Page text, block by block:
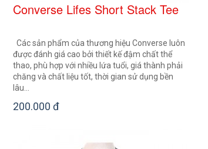
Converse Lifes Short Stack Tee
Các sản phẩm của thương hiệu Converse luôn
được đánh giá cao bởi thiết kế đậm chất thể
thao, phù hợp với nhiều lứa tuổi, giá thành phải
chăng và chất liệu tốt, thời gian sử dụng bền
lâu...
200.000 đ